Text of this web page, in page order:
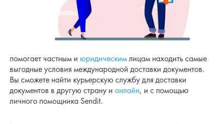
помогает частным и юридическимлицам находить самые
выгодные условия международной доставки документов.
Вы сможете найти курьерскую службу для доставки
документов в другую страну и онлайн, и с помощью
личного помощника Sendit.